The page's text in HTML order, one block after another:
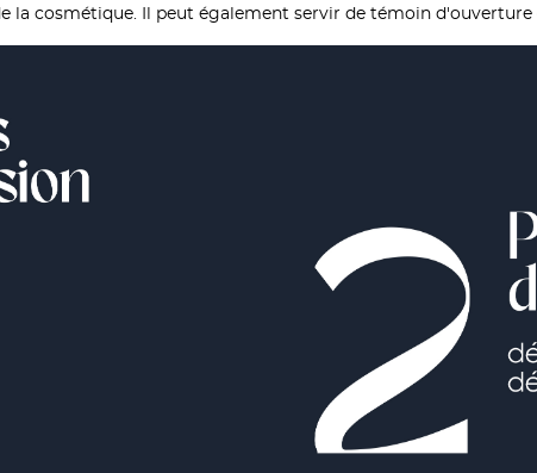
la cosmétique. Il peut également servir de témoin